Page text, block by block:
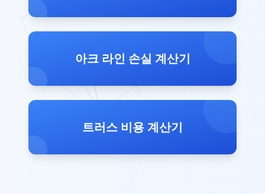
아크 라인 손실 계산기
트러스 비용 계산기